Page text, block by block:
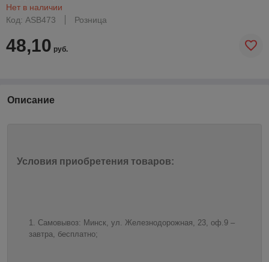
Нет в наличии
Код: ASB473
Розница
48,10 руб.
Описание
Условия приобретения товаров:
Самовывоз: Минск, ул. Железнодорожная, 23, оф.9 –
завтра, бесплатно;